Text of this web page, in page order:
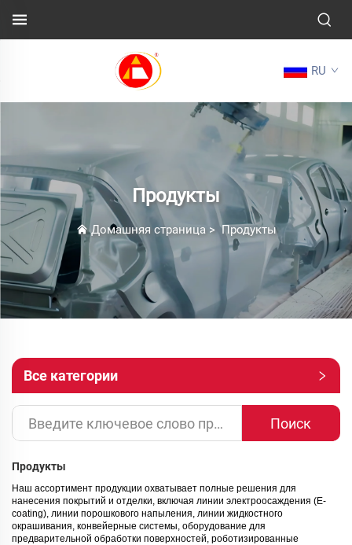
RU
Продукты
Домашняя страница >Продукты
Все категории
Поиск
Продукты
Наш ассортимент продукции охватывает полные решения для
нанесения покрытий и отделки, включая линии электроосаждения (E-
coating), линии порошкового напыления, линии жидкостного
окрашивания, конвейерные системы, оборудование для
предварительной обработки поверхностей, роботизированные